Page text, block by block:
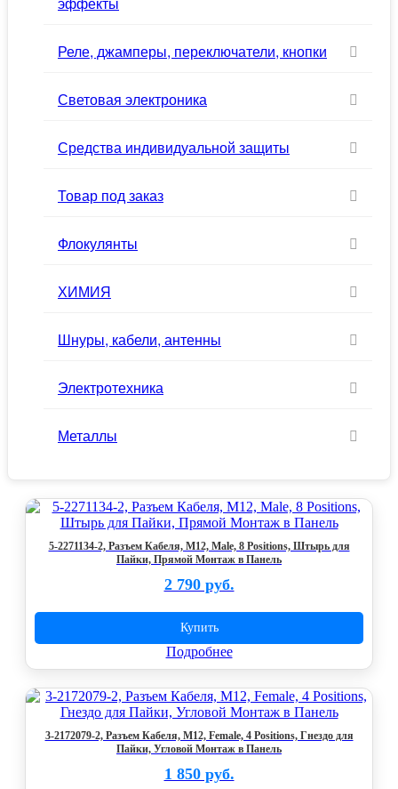
Реле, джамперы, переключатели, кнопки
Световая электроника
Средства индивидуальной защиты
Товар под заказ
Флокулянты
ХИМИЯ
Шнуры, кабели, антенны
Электротехника
Металлы
5-2271134-2, Разъем Кабеля, M12, Male, 8 Positions, Штырь для
Пайки, Прямой Монтаж в Панель
2 790 руб.
Купить
Подробнее
3-2172079-2, Разъем Кабеля, M12, Female, 4 Positions, Гнездо для
Пайки, Угловой Монтаж в Панель
1 850 руб.